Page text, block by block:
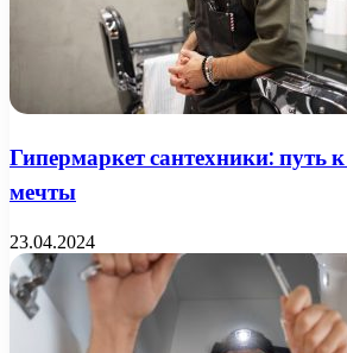
Гипермаркет сантехники: путь
мечты
23.04.2024